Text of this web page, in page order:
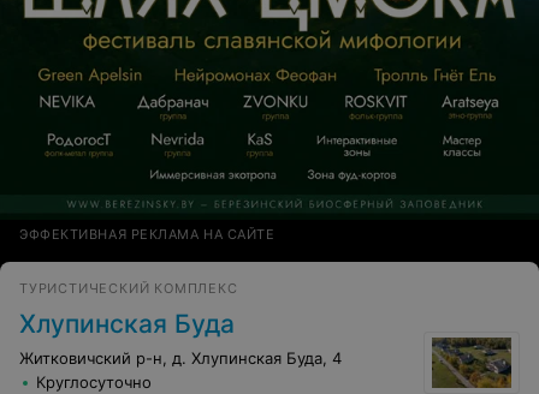
ЭФФЕКТИВНАЯ РЕКЛАМА НА САЙТЕ
ТУРИСТИЧЕСКИЙ КОМПЛЕКС
Хлупинская Буда
Житковичский р-н, д. Хлупинская Буда, 4
Круглосуточно